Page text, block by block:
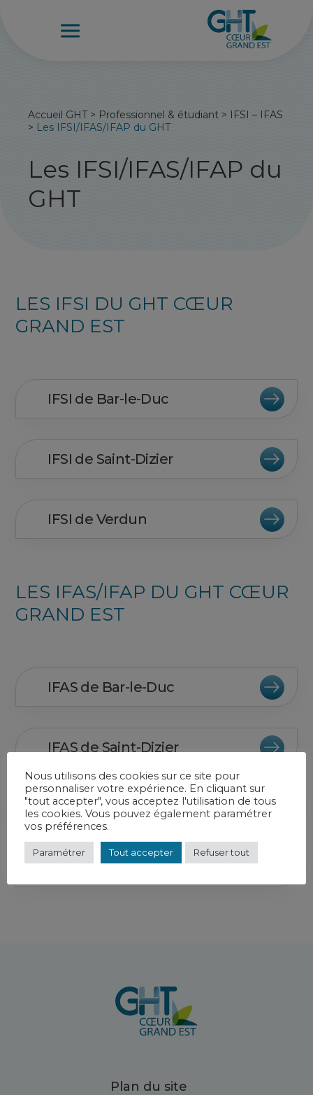
Accueil GHT> Professionnel & étudiant > IFSI – IFAS
> Les IFSI/IFAS/IFAP du GHT
Les IFSI/IFAS/IFAP du
GHT
LES IFSI DU GHT CŒUR
GRAND EST
IFSI de Bar-le-Duc
IFSI de Saint-Dizier
IFSI de Verdun
LES IFAS/IFAP DU GHT CŒUR
GRAND EST
IFAS de Bar-le-Duc
IFAS de Saint-Dizier
IFAS de Verdun
IFAP de Saint-Dizier
Plan du site
Nous utilisons des cookies sur ce site pour
personnaliser votre expérience. En cliquant sur
"tout accepter", vous acceptez l'utilisation de tous
les cookies. Vous pouvez également paramétrer
vos préférences.
Paramétrer Tout accepter Refuser tout